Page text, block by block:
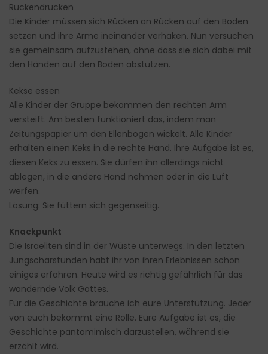
Rückendrücken
Die Kinder müssen sich Rücken an Rücken auf den Boden
setzen und ihre Arme ineinander verhaken. Nun versuchen
sie gemeinsam aufzustehen, ohne dass sie sich dabei mit
den Händen auf den Boden abstützen.
Kekse essen
Alle Kinder der Gruppe bekommen den rechten Arm
versteift. Am besten funktioniert das, indem man
Zeitungspapier um den Ellenbogen wickelt. Alle Kinder
erhalten einen Keks in die rechte Hand. Ihre Aufgabe ist es,
diesen Keks zu essen. Sie dürfen ihn allerdings nicht
ablegen, in die andere Hand nehmen oder in die Luft
werfen.
Lösung: Sie füttern sich gegenseitig.
Knackpunkt
Die Israeliten sind in der Wüste unterwegs. In den letzten
Jungscharstunden habt ihr von ihren Erlebnissen schon
einiges erfahren. Heute wird es richtig gefährlich für das
wandernde Volk Gottes.
Für die Geschichte brauche ich eure Unterstützung. Jeder
von euch bekommt eine Rolle. Eure Aufgabe ist es, die
Geschichte pantomimisch darzustellen, während sie
erzählt wird.